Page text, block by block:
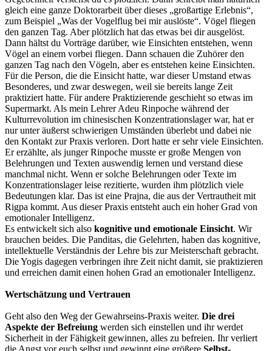
gleich eine ganze Doktorarbeit über dieses „großartige Erlebnis“,
zum Beispiel „Was der Vogelflug bei mir auslöste“. Vögel fliegen
den ganzen Tag. Aber plötzlich hat das etwas bei dir ausgelöst.
Dann hältst du Vorträge darüber, wie Einsichten entstehen, wenn
Vögel an einem vorbei fliegen. Dann schauen die Zuhörer den
ganzen Tag nach den Vögeln, aber es entstehen keine Einsichten.
Für die Person, die die Einsicht hatte, war dieser Umstand etwas
Besonderes, und zwar deswegen, weil sie bereits lange Zeit
praktiziert hatte. Für andere Praktizierende geschieht so etwas im
Supermarkt. Als mein Lehrer Adeu Rinpoche während der
Kulturrevolution im chinesischen Konzentrationslager war, hat er
nur unter äußerst schwierigen Umständen überlebt und dabei nie
den Kontakt zur Praxis verloren. Dort hatte er sehr viele Einsichten.
Er erzählte, als junger Rinpoche musste er große Mengen von
Belehrungen und Texten auswendig lernen und verstand diese
manchmal nicht. Wenn er solche Belehrungen oder Texte im
Konzentrationslager leise rezitierte, wurden ihm plötzlich viele
Bedeutungen klar. Das ist eine Prajna, die aus der Vertrautheit mit
Rigpa kommt. Aus dieser Praxis entsteht auch ein hoher Grad von
emotionaler Intelligenz.
Es entwickelt sich also kognitive und emotionale Einsicht. Wir
brauchen beides. Die Panditas, die Gelehrten, haben das kognitive,
intellektuelle Verständnis der Lehre bis zur Meisterschaft gebracht.
Die Yogis dagegen verbringen ihre Zeit nicht damit, sie praktizieren
und erreichen damit einen hohen Grad an emotionaler Intelligenz.
Wertschätzung und Vertrauen
Geht also den Weg der Gewahrseins-Praxis weiter. Die drei
Aspekte der Befreiung werden sich einstellen und ihr werdet
Sicherheit in der Fähigkeit gewinnen, alles zu befreien. Ihr verliert
die Angst vor euch selbst und gewinnt eine größere Selbst-